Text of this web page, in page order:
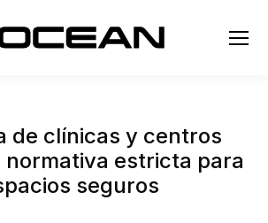
de clínicas y centros
normativa estricta para
seguros